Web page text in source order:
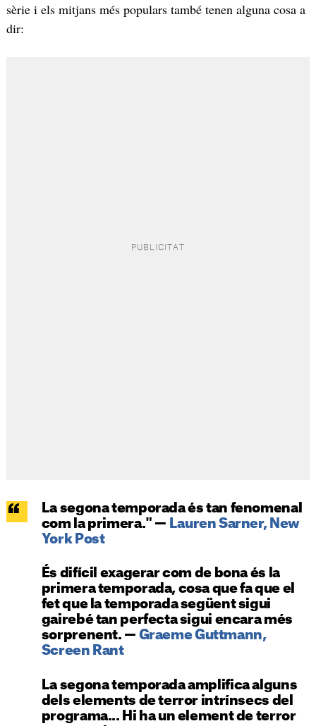
sèrie i els mitjans més populars també tenen alguna cosa a
dir:
La segona temporada és tan fenomenal
com la primera." — Lauren Sarner, New
York Post
És difícil exagerar com de bona és la
primera temporada, cosa que fa que el
fet que la temporada següent sigui
gairebé tan perfecta sigui encara més
sorprenent. — Graeme Guttmann,
Screen Rant
La segona temporada amplifica alguns
dels elements de terror intrínsecs del
programa... Hi ha un element de terror